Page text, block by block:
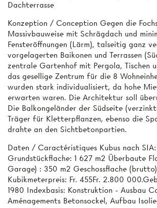
Dachterrasse
Konzeption / Conception Gegen die
Massivbauweise mit Schrägdach und
Fensteröffnungen (Lärm), talseitig ganz
vorgelagerten Baikonen und Terrassen
zentrale Gartenhof mit Pergola, Tischen
das gesellige Zentrum für die 8
wurden stark individualisiert, da hohe
erwarten waren. Die Architektur soll
Die Balkongeländer der Südseite
Träger für Kletterpflanzen, ebenso die
drahte an den Sichtbetonpartien.
Daten / Caractéristiques Kubus nach
Grundstückflache: 1 627 m2 Überbaute
Garage) : 350 m2 Geschossflache
Kubikmeterpreis: Fr. 455Fr. 2.800
1980 Indexbasis: Konstruktion - Ausbau
Aménagements Betonsockel, Aufbau